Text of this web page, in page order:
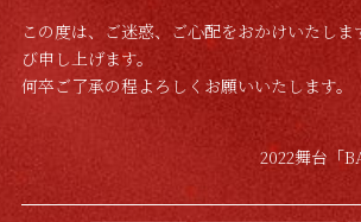
この度は、ご迷惑、ご心配をおかけいたし
び申し上げます。
何卒ご了承の程よろしくお願いいたします。
2022舞台「